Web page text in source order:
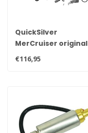
QuickSilver
MerCruiser original
Vergaser-
€116,95